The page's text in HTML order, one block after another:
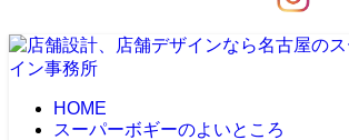
HOME
スーパーボギーのよいところ